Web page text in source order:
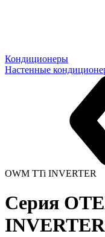
Кондиционеры
Настенные
OWM TTi INVERTER
Серия
INVERTER